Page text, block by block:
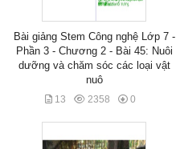
Bài giảng Stem Công nghệ Lớp 7 -
Phần 3 - Chương 2 - Bài 45: Nuôi
dưỡng và chăm sóc các loại vật
nuô
13 2358 0